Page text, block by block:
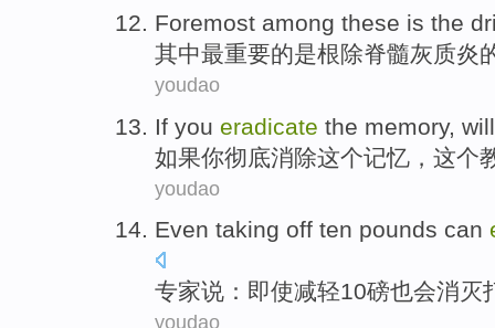
Foremost among these is the
其中最重要的是根除脊髓灰质炎
youdao
If you eradicate the memory,
如果你彻底消除这个记忆 ，这个
youdao
Even taking off ten pounds can
专家说： 即使减轻10磅也会消灭
youdao